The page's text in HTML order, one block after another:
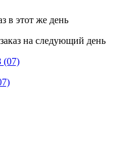
в этот же день
на следующий день